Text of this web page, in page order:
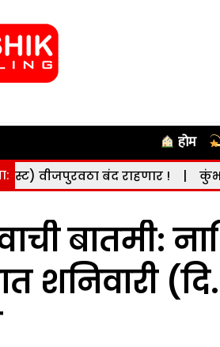
होम
बंद राहणार ! | कुंभमेळ्याच्या
बातमी:
शनिवारी